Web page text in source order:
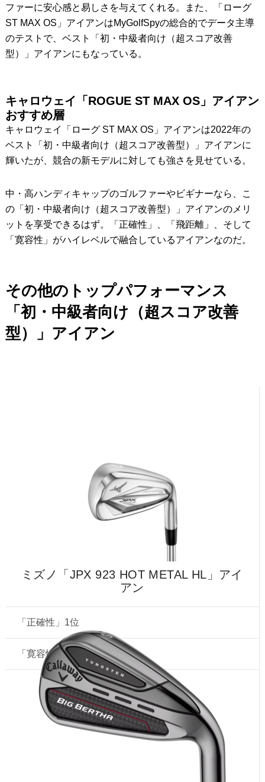
ファーに安心感と易しさを与えてくれる。また、「ローグ
ST MAX OS」アイアンはMyGolfSpyの総合的でデータ主導
のテストで、ベスト「初・中級者向け（超スコア改善
型）」アイアンにもなっている。
キャロウェイ「ROGUE ST MAX OS」アイアン
おすすめ層
キャロウェイ「ローグ ST MAX OS」アイアンは2022年の
ベスト「初・中級者向け（超スコア改善型）」アイアンに
輝いたが、競合の新モデルに対しても強さを見せている。
中・高ハンディキャップのゴルファーやビギナーなら、こ
の「初・中級者向け（超スコア改善型）」アイアンのメリ
ットを享受できるはず。「正確性」、「飛距離」、そして
「寛容性」がハイレベルで融合しているアイアンなのだ。
その他のトップパフォーマンス
「初・中級者向け（超スコア改善
型）」アイアン
ミズノ「JPX 923 HOT METAL HL」アイ
アン
「正確性」1位
「寛容性」1位